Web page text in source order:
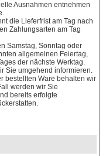
Ausnahmen entnehmen
die Lieferfrist am Tag nach
Zahlungsarten am Tag
Samstag, Sonntag oder
allgemeinen Feiertag,
der nächste Werktag.
Sie umgehend informieren.
bestellten Ware behalten wir
werden wir Sie
bereits erfolgte